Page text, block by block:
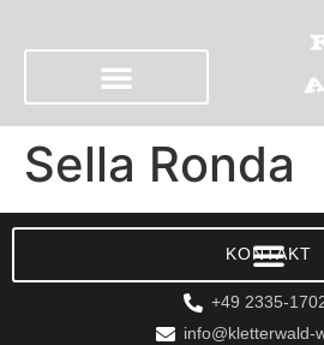
Sella Ronda
KONTAKT
+49 2335-
info@kletterwald-